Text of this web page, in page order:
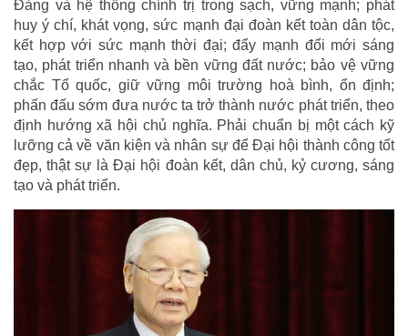
Đảng và hệ thống chính trị trong sạch, vững mạnh; phát
huy ý chí, khát vọng, sức mạnh đại đoàn kết toàn dân tộc,
kết hợp với sức mạnh thời đại; đẩy mạnh đổi mới sáng
tạo, phát triển nhanh và bền vững đất nước; bảo vệ vững
chắc Tổ quốc, giữ vững môi trường hoà bình, ổn định;
phấn đấu sớm đưa nước ta trở thành nước phát triển, theo
định hướng xã hội chủ nghĩa. Phải chuẩn bị một cách kỹ
lưỡng cả về văn kiện và nhân sự để Đại hội thành công tốt
đẹp, thật sự là Đại hội đoàn kết, dân chủ, kỷ cương, sáng
tạo và phát triển.